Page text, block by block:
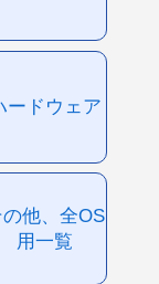
ードウェア
の他、全OS
用一覧